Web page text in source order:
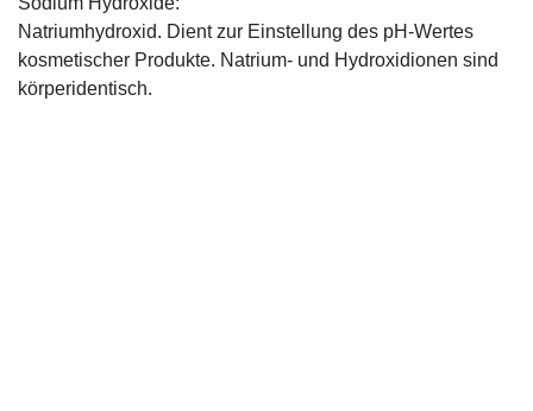
Natriumhydroxid. Dient zur Einstellung des pH-Wertes
kosmetischer Produkte. Natrium- und Hydroxidionen sind
körperidentisch.